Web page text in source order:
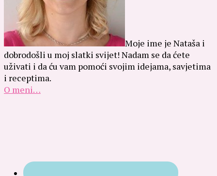
Moje ime je Nataša i
dobrodošli u moj slatki svijet! Nadam se da ćete
uživati i da ću vam pomoći svojim idejama, savjetima
i receptima.
O meni…